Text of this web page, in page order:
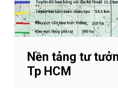
Nền tảng tư
Tp HCM